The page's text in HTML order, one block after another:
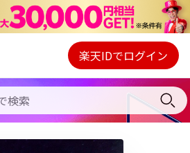
Webプレイヤー
ご契約内容の確認・変更
楽天IDでログイン